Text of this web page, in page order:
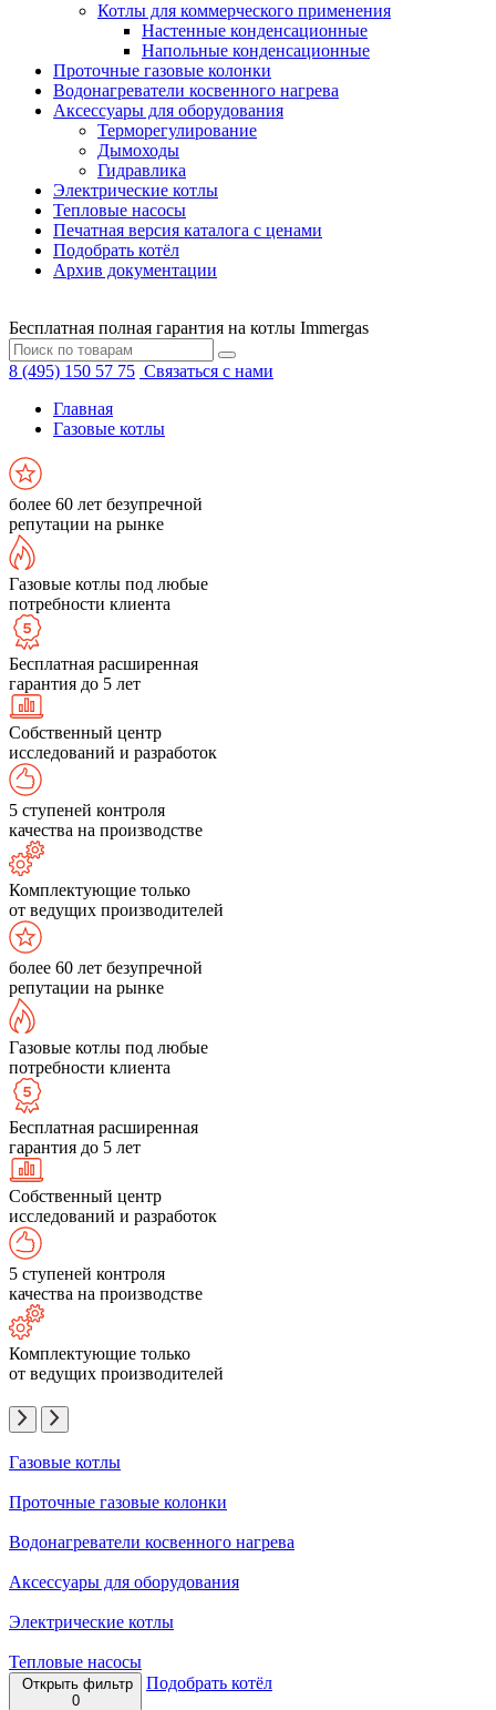
Котлы для коммерческого применения
Настенные конденсационные
Напольные конденсационные
Проточные газовые колонки
Водонагреватели косвенного нагрева
Аксессуары для оборудования
Терморегулирование
Дымоходы
Гидравлика
Электрические котлы
Тепловые насосы
Печатная версия каталога с ценами
Подобрать котёл
Архив документации
Бесплатная полная гарантия на котлы Immergas
8 (495) 150 57 75 Связаться с нами
Главная
Газовые котлы
более 60 лет безупречной
репутации на рынке
Газовые котлы под любые
потребности клиента
Бесплатная расширенная
гарантия до 5 лет
Собственный центр
исследований и разработок
5 ступеней контроля
качества на производстве
Комплектующие только
от ведущих производителей
более 60 лет безупречной
репутации на рынке
Газовые котлы под любые
потребности клиента
Бесплатная расширенная
гарантия до 5 лет
Собственный центр
исследований и разработок
5 ступеней контроля
качества на производстве
Комплектующие только
от ведущих производителей
Газовые котлы
Проточные газовые колонки
Водонагреватели косвенного нагрева
Аксессуары для оборудования
Электрические котлы
Тепловые насосы
Открыть фильтр
0
Подобрать котёл